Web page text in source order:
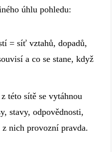
úhlu pohledu:
= síť vztahů, dopadů,
a co se stane, když
této sítě se vytáhnou
stavy, odpovědnosti,
nich provozní pravda.